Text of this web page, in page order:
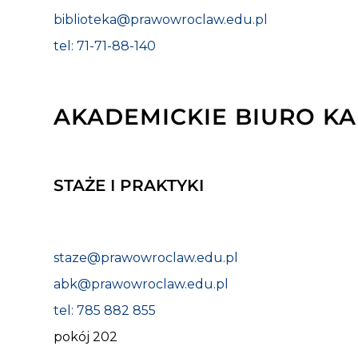
biblioteka@prawowroclaw.edu.pl
tel: 71-71-88-140
AKADEMICKIE BIURO
STAŻE I PRAKTYKI
staze@prawowroclaw.edu.pl
abk@prawowroclaw.edu.pl
tel: 785 882 855
pokój 202